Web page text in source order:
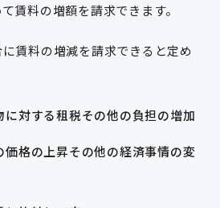
賃料の増額を請求できます。
賃料の増減を請求できると定め
に対する租税その他の負担の増加
価格の上昇その他の経済事情の変